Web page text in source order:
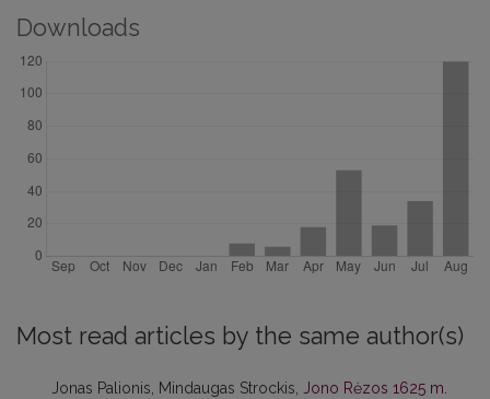
Downloads
Most read articles by the same author(s)
Jonas Palionis, Mindaugas Strockis, Jono Rėzos 1625 m.